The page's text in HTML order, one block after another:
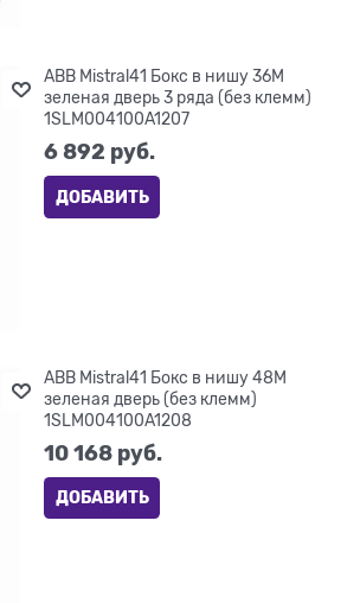
ABB Mistral41 Бокс в нишу 36М
зеленая дверь 3 ряда (без клемм)
1SLM004100A1207
6 892 руб.
ДОБАВИТЬ
ABB Mistral41 Бокс в нишу 48М
зеленая дверь (без клемм)
1SLM004100A1208
10 168 руб.
ДОБАВИТЬ